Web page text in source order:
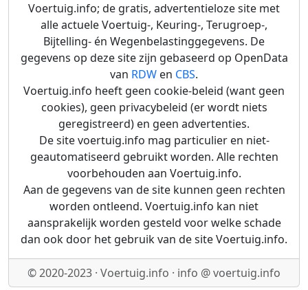
Voertuig.info; de gratis, advertentieloze site met
alle actuele Voertuig-, Keuring-, Terugroep-,
Bijtelling- én Wegenbelastinggegevens. De
gegevens op deze site zijn gebaseerd op OpenData
van RDW en CBS.
Voertuig.info heeft geen cookie-beleid (want geen
cookies), geen privacybeleid (er wordt niets
geregistreerd) en geen advertenties.
De site voertuig.info mag particulier en niet-
geautomatiseerd gebruikt worden. Alle rechten
voorbehouden aan Voertuig.info.
Aan de gegevens van de site kunnen geen rechten
worden ontleend. Voertuig.info kan niet
aansprakelijk worden gesteld voor welke schade
dan ook door het gebruik van de site Voertuig.info.
© 2020-2023 · Voertuig.info · info @ voertuig.info